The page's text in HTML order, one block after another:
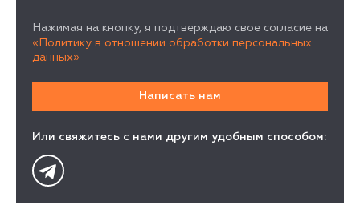
Нажимая на кнопку, я подтверждаю свое согласие на
«Политику в отношении обработки персональных
данных»
Или свяжитесь с нами другим удобным способом: